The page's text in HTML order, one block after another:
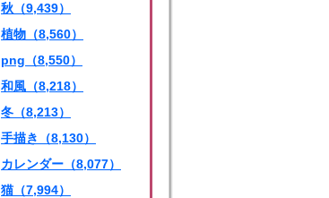
秋（9,439）
植物（8,560）
png（8,550）
和風（8,218）
冬（8,213）
手描き（8,130）
カレンダー（8,077）
猫（7,994）